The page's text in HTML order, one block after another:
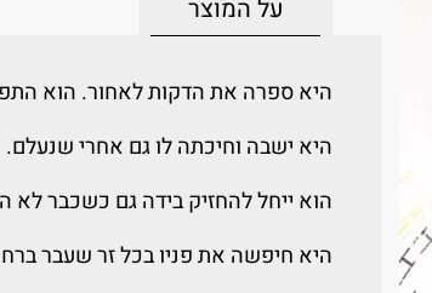
על המוצר
היא ספרה את הדקות לאחור. הוא
היא ישבה וחיכתה לו גם אחרי שנעלם.
הוא ייחל להחזיק בידה גם כשכבר לא
היא חיפשה את פניו בכל זר שעבר